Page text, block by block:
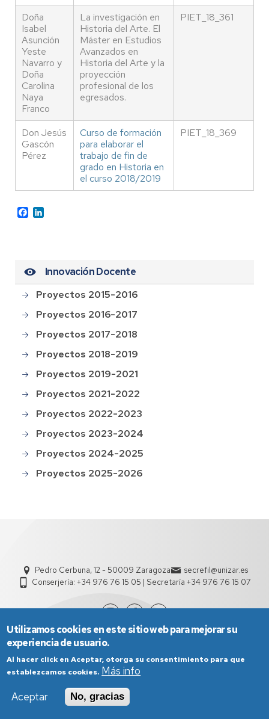
Doña
Isabel
Asunción
Yeste
Navarro y
Doña
Carolina
Naya
Franco
La investigación en
Historia del Arte. El
Máster en Estudios
Avanzados en
Historia del Arte y la
proyección
profesional de los
egresados.
PIET_18_361
Don Jesús
Gascón
Pérez
Curso de formación
para elaborar el
trabajo de fin de
grado en Historia en
el curso 2018/2019
PIET_18_369
Facebook
Innovación Docente
Proyectos 2015-2016
Proyectos 2016-2017
Proyectos 2017-2018
Proyectos 2018-2019
Proyectos 2019-2021
Proyectos 2021-2022
Proyectos 2022-2023
Proyectos 2023-2024
Proyectos 2024-2025
Proyectos 2025-2026
Pedro Cerbuna, 12 - 50009 Zaragoza
secrefil@unizar.es
Conserjería: +34 976 76 15 05 | Secretaría +34 976 76 15 07
Aviso Legal
Condiciones generales de uso
Política de Privacidad
Utilizamos cookies en este sitio web para mejorar su
experiencia de usuario.
Al hacer click en Aceptar, otorga su consentimiento para que
establezcamos cookies. Más info
Aceptar
No, gracias